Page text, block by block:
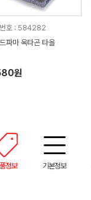
호 : 584282
파마 옥타곤 타올
원
정보 기본정보